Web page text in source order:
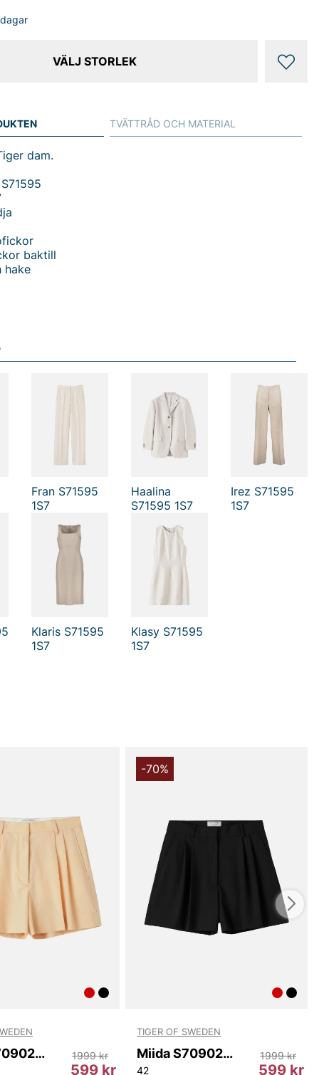
VÄLJ STORLEK
dam.
baktill
hake
TVÄTTRÅD OCH MATERIAL
Fran S71595
1S7
Haalina
S71595 1S7
Irez S71595
1S7
Klaris S71595
1S7
Klasy S71595
1S7
Miida S70902 73Z
599 kr
1999 kr
-70%
TIGER OF SWEDEN
Miida S70902 050
42 599 kr
1999 kr